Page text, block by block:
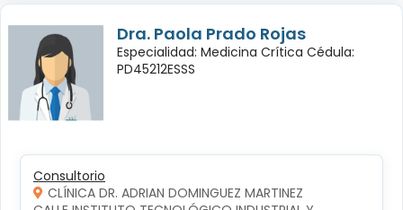
Dra. Paola Prado Rojas
Especialidad: Medicina Crítica Cédula:
PD45212ESSS
Consultorio
CLÍNICA DR. ADRIAN DOMINGUEZ MARTINEZ